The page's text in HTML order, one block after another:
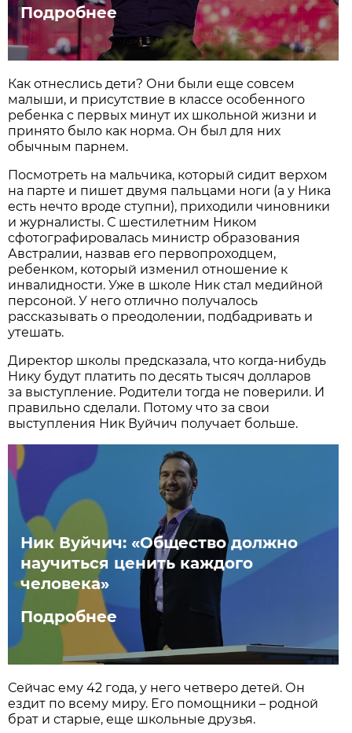
Подробнее
Как отнеслись дети? Они были еще совсем
малыши, и присутствие в классе особенного
ребенка с первых минут их школьной жизни и
принято было как норма. Он был для них
обычным парнем.
Посмотреть на мальчика, который сидит верхом
на парте и пишет двумя пальцами ноги (а у Ника
есть нечто вроде ступни), приходили чиновники
и журналисты. С шестилетним Ником
сфотографировалась министр образования
Австралии, назвав его первопроходцем,
ребенком, который изменил отношение к
инвалидности. Уже в школе Ник стал медийной
персоной. У него отлично получалось
рассказывать о преодолении, подбадривать и
утешать.
Директор школы предсказала, что когда-нибудь
Нику будут платить по десять тысяч долларов
за выступление. Родители тогда не поверили. И
правильно сделали. Потому что за свои
выступления Ник Вуйчич получает больше.
Ник Вуйчич: «Общество должно
научиться ценить каждого
человека»
Подробнее
Сейчас ему 42 года, у него четверо детей. Он
ездит по всему миру. Его помощники – родной
брат и старые, еще школьные друзья.